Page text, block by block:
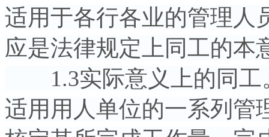
适用于各行各业的管理人
应是法律规定上同工的本
1.3实际意义上的同工
适用用人单位的一系列管